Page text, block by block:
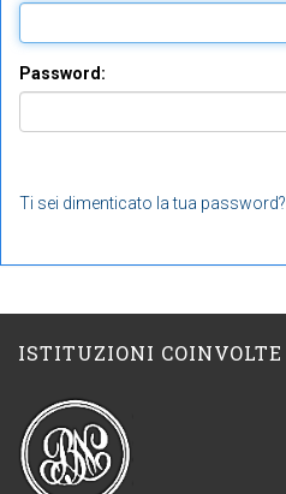
Password:
Ti sei dimenticato la tua password?
ISTITUZIONI COINVOLTE